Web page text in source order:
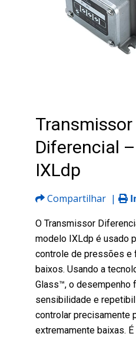
Diferencial
IXLdp
Compartilhar |
O Transmissor
modelo IXLdp é usado
controle de pressões e
baixos. Usando a
Glass™, o desempenho
sensibilidade e
controlar precisamente
extremamente baixas.